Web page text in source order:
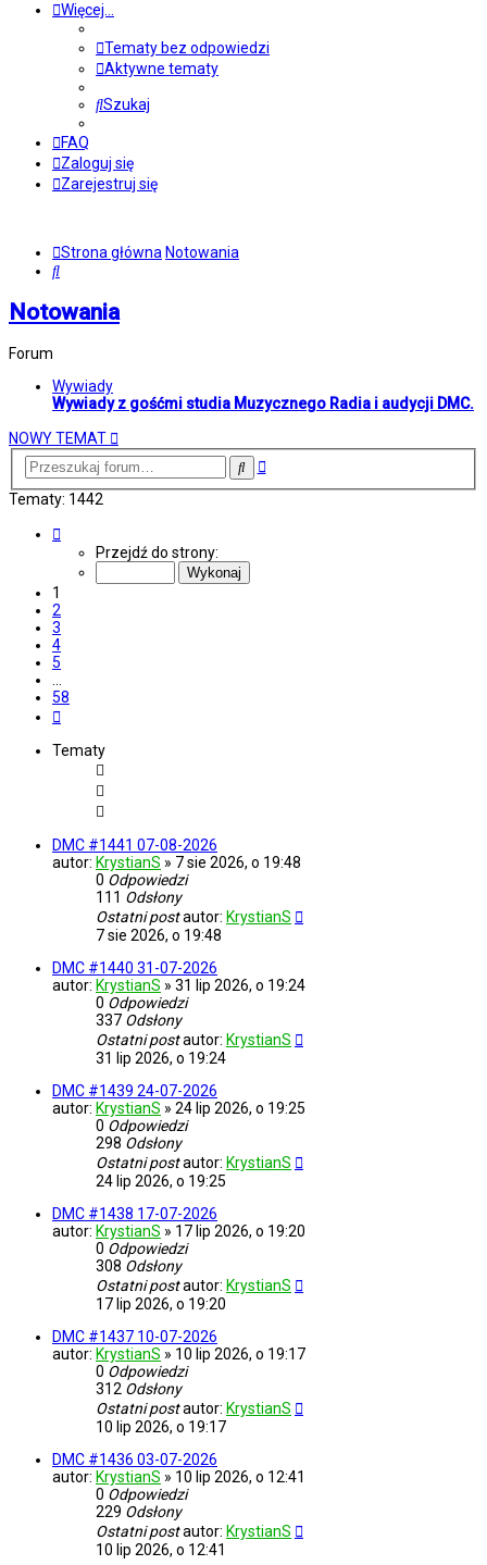
Więcej…
Tematy bez odpowiedzi
Aktywne tematy
Szukaj
FAQ
Zaloguj się
Zarejestruj się
Strona główna Notowania
Szukaj
Notowania
Forum
Wywiady
Wywiady z gośćmi studia Muzycznego Radia i audycji DMC.
NOWY TEMAT
SzukajWyszukiwanie
Tematy: 1442
Przejdź do strony:
1
2
3
4
5
…
58
Tematy
DMC #1441 07-08-2026
autor: KrystianS » 7 sie 2026, o 19:48
0 Odpowiedzi
111 Odsłony
Ostatni postautor: KrystianS
7 sie 2026, o 19:48
DMC #1440 31-07-2026
autor: KrystianS » 31 lip 2026, o 19:24
0 Odpowiedzi
337 Odsłony
Ostatni postautor: KrystianS
31 lip 2026, o 19:24
DMC #1439 24-07-2026
autor: KrystianS » 24 lip 2026, o 19:25
0 Odpowiedzi
298 Odsłony
Ostatni postautor: KrystianS
24 lip 2026, o 19:25
DMC #1438 17-07-2026
autor: KrystianS » 17 lip 2026, o 19:20
0 Odpowiedzi
308 Odsłony
Ostatni postautor: KrystianS
17 lip 2026, o 19:20
DMC #1437 10-07-2026
autor: KrystianS » 10 lip 2026, o 19:17
0 Odpowiedzi
312 Odsłony
Ostatni postautor: KrystianS
10 lip 2026, o 19:17
DMC #1436 03-07-2026
autor: KrystianS » 10 lip 2026, o 12:41
0 Odpowiedzi
229 Odsłony
Ostatni postautor: KrystianS
10 lip 2026, o 12:41